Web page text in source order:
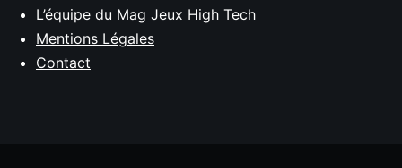
L’équipe du Mag Jeux High Tech
Mentions Légales
Contact